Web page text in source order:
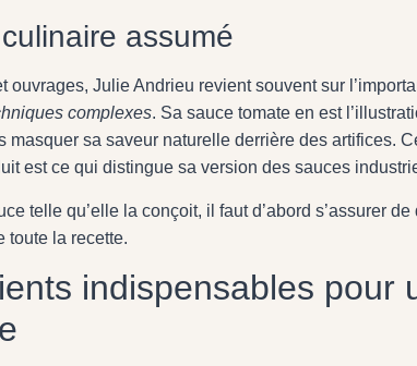
assumé
ouvrages, Julie Andrieu revient souvent sur
complexes. Sa sauce tomate en est
masquer sa saveur naturelle derrière des artifices.
est ce qui distingue sa version des sauces
telle qu’elle la conçoit, il faut d’abord s’assurer
toute la recette.
indispensables pour